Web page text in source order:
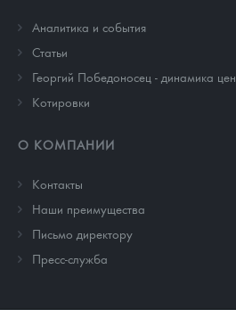
Аналитика и события
Cтатьи
Георгий Победоносец - динамика цен
Котировки
О КОМПАНИИ
Контакты
Наши преимущества
Письмо директору
Пресс-служба